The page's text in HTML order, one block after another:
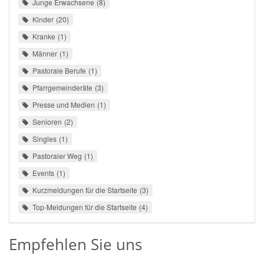
Junge Erwachsene 8
Kinder 20
Kranke 1
Männer 1
Pastorale Berufe 1
Pfarrgemeinderäte 3
Presse und Medien 1
Senioren 2
Singles 1
Pastoraler Weg 1
Events 1
Kurzmeldungen für die Startseite 3
Top-Meldungen für die Startseite 4
Empfehlen Sie uns